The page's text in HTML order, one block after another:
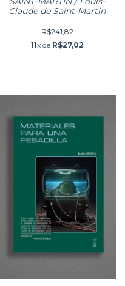
Claude de Saint-Martin
R$241,82
11x de R$27,02